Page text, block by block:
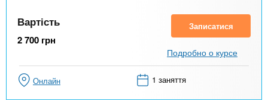
Вартість
2 700 грн
Записатися
Подробно о курсе
Онлайн 1 заняття